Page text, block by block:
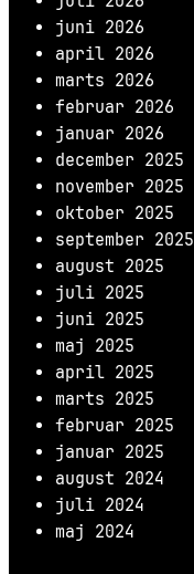
juni 2026
april 2026
marts 2026
februar 2026
januar 2026
december 2025
november 2025
oktober 2025
september 2025
august 2025
juli 2025
juni 2025
maj 2025
april 2025
marts 2025
februar 2025
januar 2025
august 2024
juli 2024
maj 2024